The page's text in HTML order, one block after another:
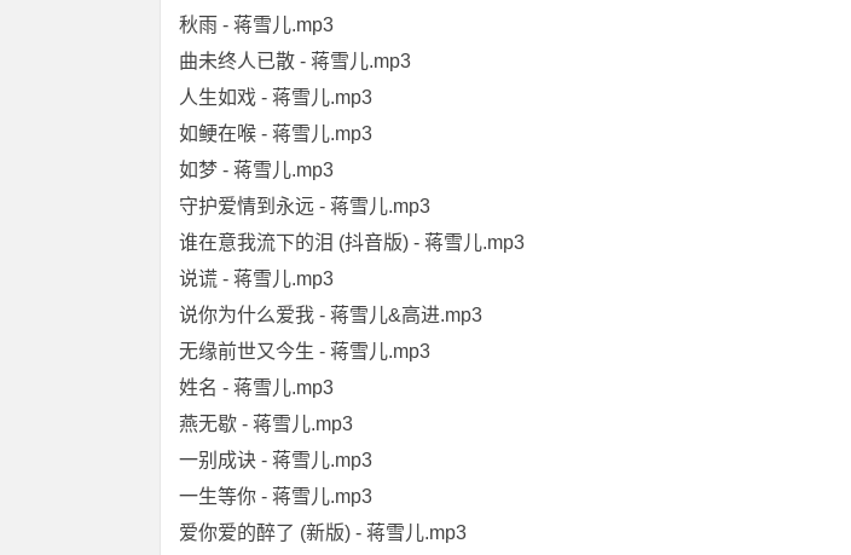
秋雨 - 蒋雪儿.mp3
曲未终人已散 - 蒋雪儿.mp3
人生如戏 - 蒋雪儿.mp3
如鲠在喉 - 蒋雪儿.mp3
如梦 - 蒋雪儿.mp3
守护爱情到永远 - 蒋雪儿.mp3
谁在意我流下的泪 (抖音版) - 蒋雪儿.mp3
说谎 - 蒋雪儿.mp3
说你为什么爱我 - 蒋雪儿&高进.mp3
无缘前世又今生 - 蒋雪儿.mp3
姓名 - 蒋雪儿.mp3
燕无歇 - 蒋雪儿.mp3
一别成诀 - 蒋雪儿.mp3
一生等你 - 蒋雪儿.mp3
爱你爱的醉了 (新版) - 蒋雪儿.mp3